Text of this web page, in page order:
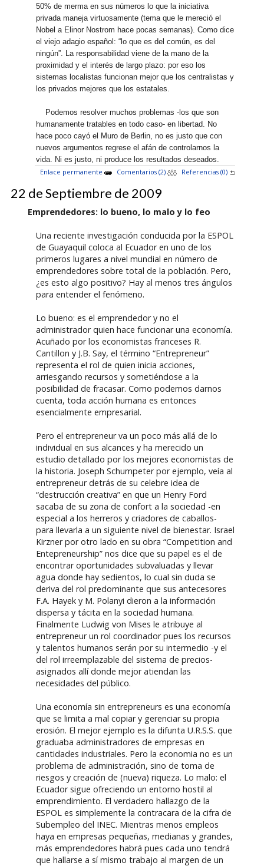
50% de merma en sus números lo que la iniciativa
privada maneja virtuosamente (tema que le mereció el
Nobel a Elinor Nostrom hace pocas semanas). Como dice
el viejo adagio español: “lo que es del común, es del
ningún”. La responsabilidad viene de la mano de la
proximidad y el interés de largo plazo: por eso los
sistemas localistas funcionan mejor que los centralistas y
los privados mejores que los estatales.
Podemos resolver muchos problemas -los que son
humanamente tratables en todo caso- en libertad. No
hace poco cayó el Muro de Berlin, no es justo que con
nuevos argumentos regrese el afán de controlarnos la
vida. Ni es justo, ni produce los resultados deseados.
Enlace permanente
Comentarios (2) Referencias (0)
22 de Septiembre de 2009
Emprendedores: lo bueno, lo malo y lo feo
Una reciente investigación conducida por la ESPOL
de Guayaquil coloca al Ecuador en uno de los
primeros lugares a nivel mundial en número de
emprendedores sobre total de la población. Pero,
¿es esto algo positivo? Hay al menos tres ángulos
para entender el fenómeno.
Lo bueno: es el emprendedor y no el
administrador quien hace funcionar una economía.
Acuñado por los economistas franceses R.
Cantillon y J.B. Say, el término “Entrepreneur”
representa el rol de quien inicia acciones,
arriesgando recursos y sometiéndose a la
posibilidad de fracasar. Como podemos darnos
cuenta, toda acción humana es entonces
esencialmente empresarial.
Pero el entrepreneur va un poco más allá de lo
individual en sus alcances y ha merecido un
estudio detallado por los mejores economistas de
la historia. Joseph Schumpeter por ejemplo, veía al
entrepreneur detrás de su celebre idea de
“destrucción creativa” en que un Henry Ford
sacaba de su zona de confort a la sociedad -en
especial a los herreros y criadores de caballos-
para llevarla a un siguiente nivel de bienestar. Israel
Kirzner por otro lado en su obra “Competition and
Entepreneurship” nos dice que su papel es el de
encontrar oportunidades subvaluadas y llevar
agua donde hay sedientos, lo cual sin duda se
deriva del rol predominante que sus antecesores
F.A. Hayek y M. Polanyi dieron a la información
dispersa y tácita en la sociedad humana.
Finalmente Ludwig von Mises le atribuye al
entrepreneur un rol coordinador pues los recursos
y talentos humanos serán por su intermedio -y el
del rol irreemplazable del sistema de precios-
asignados allí donde mejor atiendan las
necesidades del público.
Una economía sin entrepreneurs es una economía
que se limita a mal copiar y gerenciar su propia
erosión. El mejor ejemplo es la difunta U.R.S.S. que
graduaba administradores de empresas en
cantidades industriales. Pero la economia no es un
problema de administración, sino de toma de
riesgos y creación de (nueva) riqueza. Lo malo: el
Ecuador sigue ofreciendo un entorno hostil al
emprendimiento. El verdadero hallazgo de la
ESPOL es simplemente la contracara de la cifra de
Subempleo del INEC. Mientras menos empleos
haya en empresas pequeñas, medianas y grandes,
más emprendedores habrá pues cada uno tendrá
que hallarse a sí mismo trabajo al margen de un